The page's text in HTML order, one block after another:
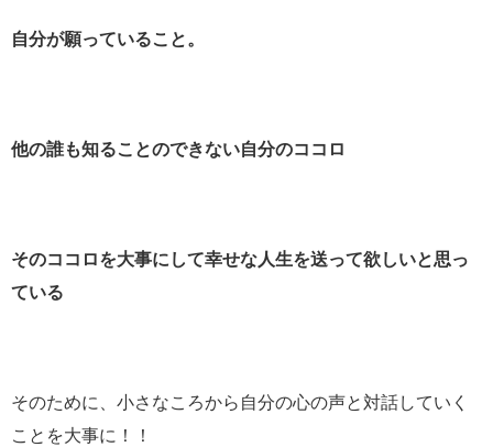
自分が願っていること。
他の誰も知ることのできない自分のココロ
そのココロを大事にして幸せな人生を送って欲しいと思っ
ている
そのために、小さなころから自分の心の声と対話していく
ことを大事に！！